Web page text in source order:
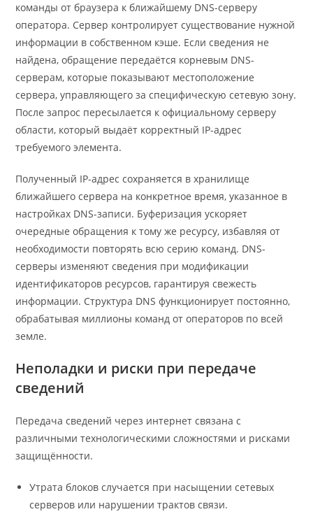
команды от браузера к ближайшему DNS-серверу
оператора. Сервер контролирует существование нужной
информации в собственном кэше. Если сведения не
найдена, обращение передаётся корневым DNS-
серверам, которые показывают местоположение
сервера, управляющего за специфическую сетевую зону.
После запрос пересылается к официальному серверу
области, который выдаёт корректный IP-адрес
требуемого элемента.
Полученный IP-адрес сохраняется в хранилище
ближайшего сервера на конкретное время, указанное в
настройках DNS-записи. Буферизация ускоряет
очередные обращения к тому же ресурсу, избавляя от
необходимости повторять всю серию команд. DNS-
серверы изменяют сведения при модификации
идентификаторов ресурсов, гарантируя свежесть
информации. Структура DNS функционирует постоянно,
обрабатывая миллионы команд от операторов по всей
земле.
Неполадки и риски при передаче
сведений
Передача сведений через интернет связана с
различными технологическими сложностями и рисками
защищённости.
Утрата блоков случается при насыщении сетевых
серверов или нарушении трактов связи.